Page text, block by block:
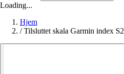
Loading...
Hjem
/ Tilsluttet skala Garmin index S2